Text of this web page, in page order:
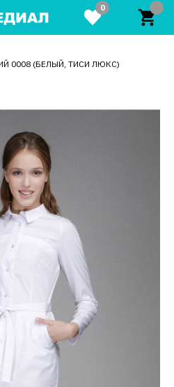
0
0008 (БЕЛЫЙ, ТИСИ ЛЮКС)